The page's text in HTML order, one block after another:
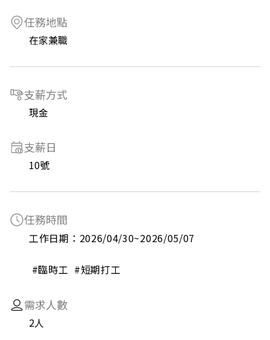
任務地點
在家兼職
支薪方式
現金
支薪日
10號
任務時間
工作日期：2026/04/30~2026/05/07
#臨時工  #短期打工
需求人數
2人